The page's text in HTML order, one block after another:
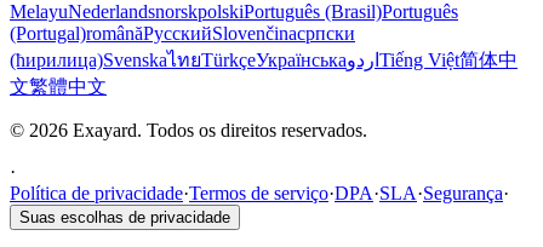
MelayuNederlandsnorskpolskiPortuguês (Brasil)Português
(Portugal)românăРусскийSlovenčinaсрпски
(ћирилица)SvenskaไทยTürkçeУкраїнськаاردو Tiếng Việt简体中
文繁體中文
© 2026 Exayard. Todos os direitos reservados.
·
Política de privacidade·Termos de serviço·DPA·SLA·Segurança·
Suas escolhas de privacidade